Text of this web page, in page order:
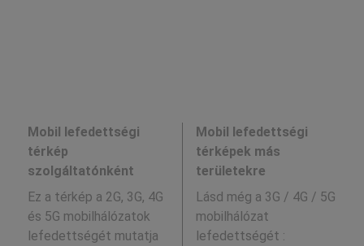
Mobil lefedettségi
térkép
szolgáltatónként
Ez a térkép a 2G, 3G, 4G
és 5G mobilhálózatok
lefedettségét mutatja
Mobil lefedettségi
térképek más
területekre
Lásd még a 3G / 4G / 5G
mobilhálózat
lefedettségét :